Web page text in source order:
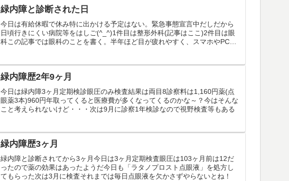
緑内障と診断された日
今日は有給休暇で休み特に出かける予定はない。緊急事態宣言中だしだから
日頃行きにくい病院等をはしご(^_^)1件目は整形外科(記事はここ)2件目は眼
科この記事では眼科のことを書く。半年ほど目が疲れやすく、スマホやPCモ
緑内障歴2年9ヶ月
今日は緑内障3ヶ月定期検診眼圧のみ検査結果は両目8診察料は1,160円薬(点
眼薬3本)960円年取ってくると医療費が多くなってくるのかな～？今はそんな
こと考えられないけど・・・次は9月に診察1年検診なので視野検査等もある
緑内障歴3ヶ月
緑内障と診断されてから3ヶ月今日は3ヶ月定期検査眼圧は103ヶ月前は12だ
ったので薬の効果はあったようだ今日も「ラタノプロスト点眼液」を処方し
てもらった次は3月に検査それまでは毎日点眼液を欠かさずやらないとね！